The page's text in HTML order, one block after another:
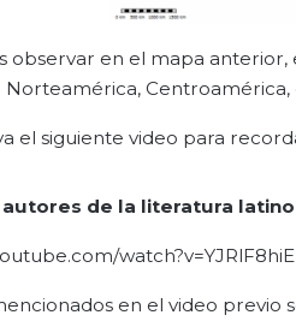
observar en el mapa anterior,
Centroamérica,
el siguiente video para
autores de la literatura
en el video previo